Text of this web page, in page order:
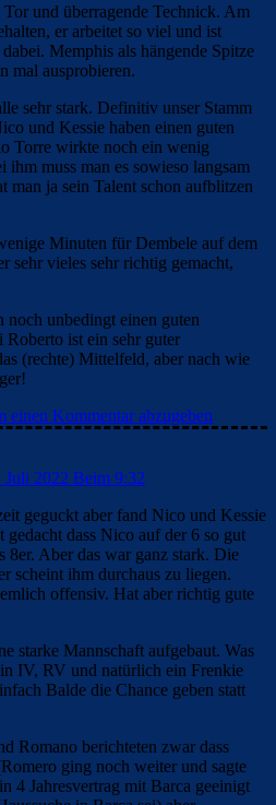
und überragende Technick. Am
er arbeitet so viel und ist
Memphis als hängende Spitze
mal ausprobieren.
sehr stark. Definitiv unser Stamm
und Kessie haben einen guten
Torre wirkte noch ein wenig
ihm muss man es sowieso langsam
man ja sein Talent schon aufblitzen
Minuten für Dembele auf dem
sehr vieles sehr richtig gemacht,
noch unbedingt einen guten
Roberto ist ein sehr guter
(rechte) Mittelfeld, aber nach wie
einen Kommentar abzugeben
Juli 2022 Beim 9:32
geguckt aber fand Nico und Kessie
dass Nico auf der 6 so gut
8er. Aber das war ganz stark. Die
scheint ihm durchaus zu liegen.
offensiv. Hat aber richtig gute
starke Mannschaft aufgebaut. Was
IV, RV und natürlich ein Frenkie
Balde die Chance geben statt
Romano berichteten zwar dass
ging noch weiter und sagte
4 Jahresvertrag mit Barca geeinigt